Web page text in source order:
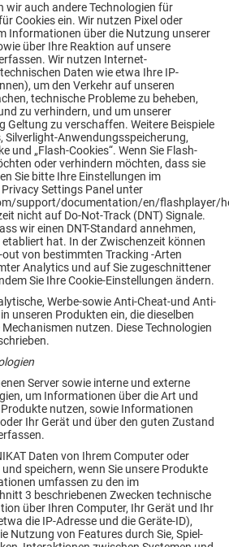
wir auch andere Technologien für
Cookies ein. Wir nutzen Pixel oder
Informationen über die Nutzung unserer
über Ihre Reaktion auf unsere
Wir nutzen Internet-
Daten wie etwa Ihre IP-
um den Verkehr auf unseren
technische Probleme zu beheben,
zu verhindern, und um unserer
Geltung zu verschaffen. Weitere Beispiele
Silverlight-Anwendungsspeicherung,
und „Flash-Cookies“. Wenn Sie Flash-
oder verhindern möchten, dass sie
Sie bitte Ihre Einstellungen im
Settings Panel unter
support/documentation/en/flashplayer/
nicht auf Do-Not-Track (DNT) Signale.
wir einen DNT-Standard annehmen,
hat. In der Zwischenzeit können
von bestimmten Tracking -Arten
Analytics und auf Sie zugeschnittener
Sie Ihre Cookie-Einstellungen ändern.
Werbe-sowie Anti-Cheat-und Anti-
unseren Produkten ein, die dieselben
nutzen. Diese Technologien
Server sowie interne und externe
um Informationen über die Art und
Produkte nutzen, sowie Informationen
Ihr Gerät und über den guten Zustand
Daten von Ihrem Computer oder
speichern, wenn Sie unsere Produkte
umfassen zu den im
3 beschriebenen Zwecken technische
über Ihren Computer, Ihr Gerät und Ihr
die IP-Adresse und die Geräte-ID),
Nutzung von Features durch Sie, Spiel-